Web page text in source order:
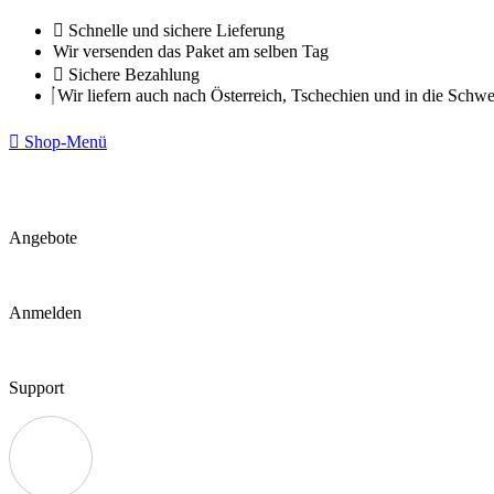
Zum
Inhalt
springen
Schnelle und sichere Lieferung
Wir versenden das Paket am selben Tag
Sichere Bezahlung
Wir liefern auch nach Österreich, Tschechien und in die
Shop-Menü
Angebote
Anmelden
Support